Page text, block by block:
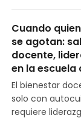
Cuando
se agotan:
docente,
en la
El bienestar
solo con
requiere